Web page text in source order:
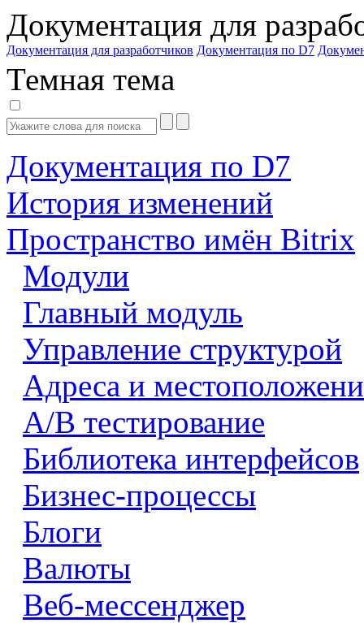
Документация для
Документация для разработчиков Документация по D7
Темная тема
Документация по D7
История изменений
Пространство имён Bitrix
Модули
Главный модуль
Управление структурой
Адреса и
А/В тестирование
Библиотека интерфейсов
Бизнес-процессы
Блоги
Валюты
Веб-мессенджер